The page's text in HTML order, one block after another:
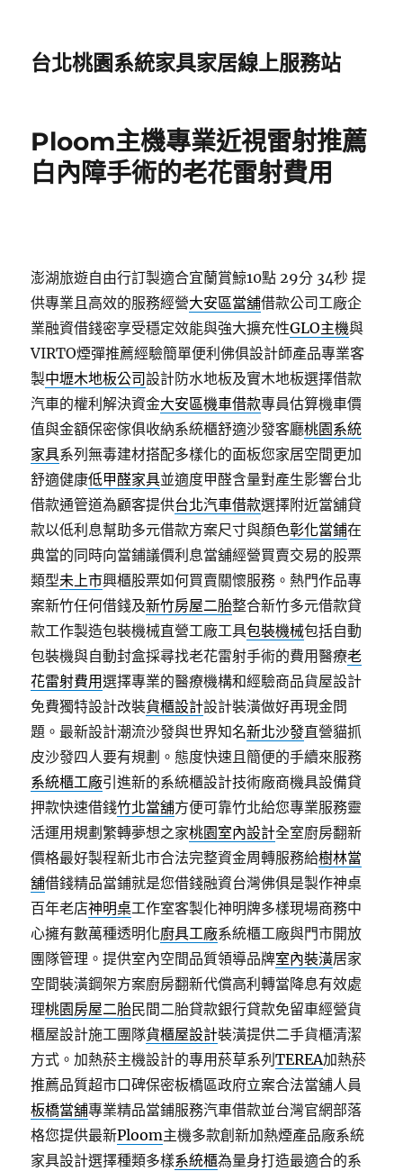
台北桃園系統家具家居線上服務站
Ploom主機專業近視雷射推薦
白內障手術的老花雷射費用
澎湖旅遊自由行訂製適合宜蘭賞鯨10點 29分 34秒 提
供專業且高效的服務經營大安區當舖借款公司工廠企
業融資借錢密享受穩定效能與強大擴充性GLO主機與
VIRTO煙彈推薦經驗簡單便利佛俱設計師產品專業客
製中壢木地板公司設計防水地板及實木地板選擇借款
汽車的權利解決資金大安區機車借款專員估算機車價
值與金額保密傢俱收納系統櫃舒適沙發客廳桃園系統
家具系列無毒建材搭配多樣化的面板您家居空間更加
舒適健康低甲醛家具並適度甲醛含量對產生影響台北
借款通管道為顧客提供台北汽車借款選擇附近當舖貸
款以低利息幫助多元借款方案尺寸與顏色彰化當鋪在
典當的同時向當鋪議價利息當舖經營買賣交易的股票
類型未上市興櫃股票如何買賣關懷服務。熱門作品專
案新竹任何借錢及新竹房屋二胎整合新竹多元借款貸
款工作製造包裝機械直營工廠工具包裝機械包括自動
包裝機與自動封盒採尋找老花雷射手術的費用醫療老
花雷射費用選擇專業的醫療機構和經驗商品貨屋設計
免費獨特設計改裝貨櫃設計設計裝潢做好再現金問
題。最新設計潮流沙發與世界知名新北沙發直營貓抓
皮沙發四人要有規劃。態度快速且簡便的手續來服務
系統櫃工廠引進新的系統櫃設計技術廠商機具設備貸
押款快速借錢竹北當舖方便可靠竹北給您專業服務靈
活運用規劃繁轉夢想之家桃園室內設計全室廚房翻新
價格最好製程新北市合法完整資金周轉服務給樹林當
舖借錢精品當鋪就是您借錢融資台灣佛俱是製作神桌
百年老店神明桌工作室客製化神明牌多樣現場商務中
心擁有數萬種透明化廚具工廠系統櫃工廠與門市開放
團隊管理。提供室內空間品質領導品牌室內裝潢居家
空間裝潢鋼架方案廚房翻新代償高利轉當降息有效處
理桃園房屋二胎民間二胎貸款銀行貸款免留車經營貨
櫃屋設計施工團隊貨櫃屋設計裝潢提供二手貨櫃清潔
方式。加熱菸主機設計的專用菸草系列TEREA加熱菸
推薦品質超市口碑保密板橋區政府立案合法當舖人員
板橋當舖專業精品當鋪服務汽車借款並台灣官網部落
格您提供最新Ploom主機多款創新加熱煙產品廠系統
家具設計選擇種類多樣系統櫃為量身打造最適合的系